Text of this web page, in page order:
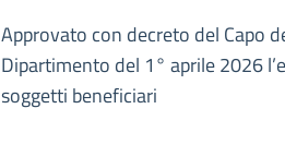
Approvato con decreto del Capo
Dipartimento del 1° aprile 2026
soggetti beneficiari